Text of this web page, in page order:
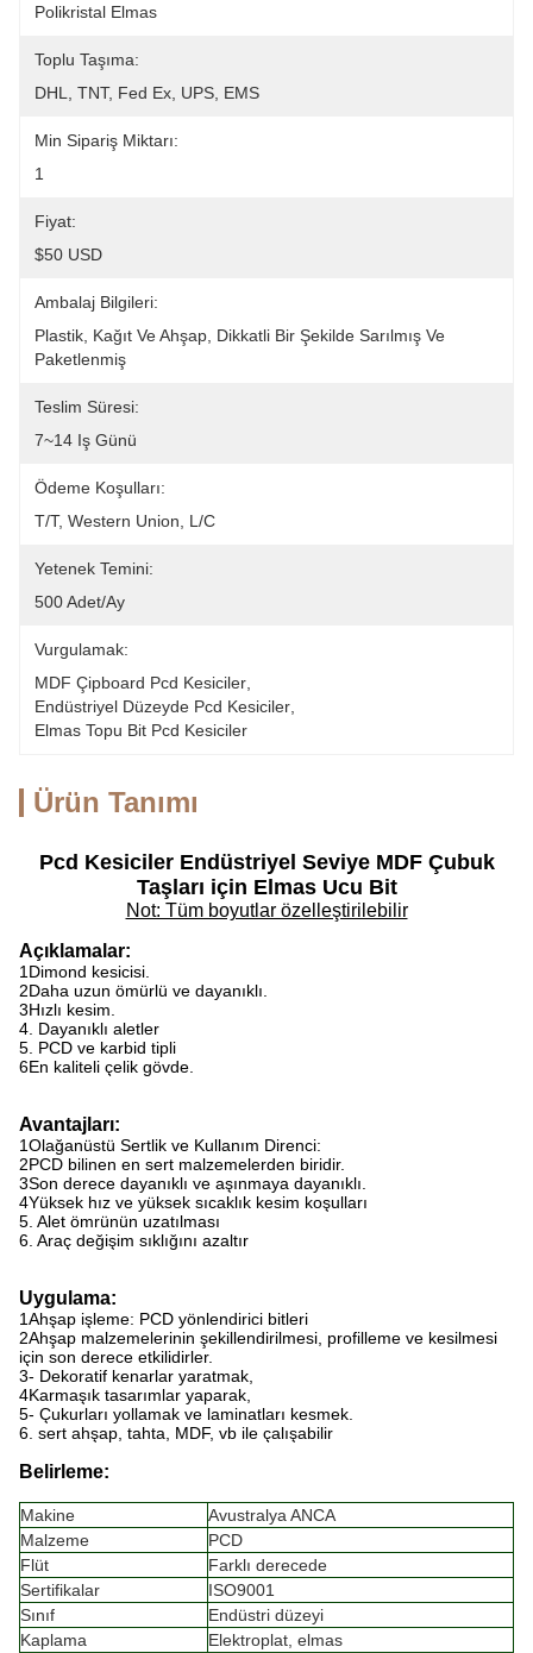
Polikristal Elmas
Toplu Taşıma:
DHL, TNT, Fed Ex, UPS, EMS
Min Sipariş Miktarı:
1
Fiyat:
$50 USD
Ambalaj Bilgileri:
Plastik, Kağıt Ve Ahşap, Dikkatli Bir Şekilde Sarılmış Ve
Paketlenmiş
Teslim Süresi:
7~14 Iş Günü
Ödeme Koşulları:
T/T, Western Union, L/C
Yetenek Temini:
500 Adet/ay
Vurgulamak:
MDF Çipboard Pcd Kesiciler
Endüstriyel Düzeyde Pcd Kesiciler
Elmas Topu Bit Pcd Kesiciler
Ürün Tanımı
Pcd Kesiciler Endüstriyel Seviye MDF Çubuk
Taşları için Elmas Ucu Bit
Not: Tüm boyutlar özelleştirilebilir
Açıklamalar:
1Dimond kesicisi.
2Daha uzun ömürlü ve dayanıklı.
3Hızlı kesim.
4. Dayanıklı aletler
5. PCD ve karbid tipli
6En kaliteli çelik gövde.
Avantajları:
1Olağanüstü Sertlik ve Kullanım Direnci:
2PCD bilinen en sert malzemelerden biridir.
3Son derece dayanıklı ve aşınmaya dayanıklı.
4Yüksek hız ve yüksek sıcaklık kesim koşulları
5. Alet ömrünün uzatılması
6. Araç değişim sıklığını azaltır
Uygulama:
1Ahşap işleme: PCD yönlendirici bitleri
2Ahşap malzemelerinin şekillendirilmesi, profilleme ve kesilmesi
için son derece etkilidirler.
3- Dekoratif kenarlar yaratmak,
4Karmaşık tasarımlar yaparak,
5- Çukurları yollamak ve laminatları kesmek.
6. sert ahşap, tahta, MDF, vb ile çalışabilir
Belirleme:
Makine
Avustralya ANCA
Malzeme
PCD
Flüt
Farklı derecede
Sertifikalar
ISO9001
Sınıf
Endüstri düzeyi
Kaplama
Elektroplat, elmas